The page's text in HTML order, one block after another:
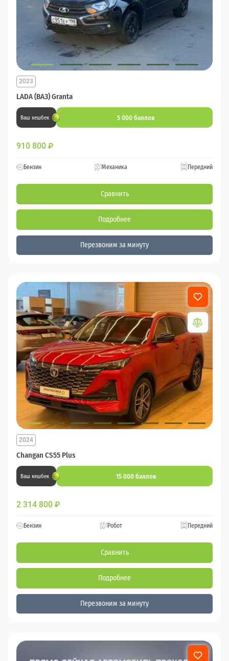
LADA (ВАЗ) Granta
2023
Ваш кешбек 5 000 баллов
910 800 ₽
Бензин Механика Передний
Сравнить
Подробнее
Перезвоним за минуту
Changan CS55 Plus
2024
Ваш кешбек 15 000 баллов
2 314 800 ₽
Бензин Робот Передний
Сравнить
Подробнее
Перезвоним за минуту